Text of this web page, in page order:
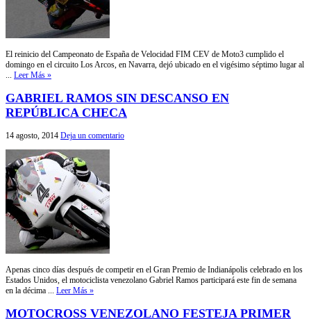
El reinicio del Campeonato de España de Velocidad FIM CEV de Moto3 cumplido el
domingo en el circuito Los Arcos, en Navarra, dejó ubicado en el vigésimo séptimo lugar al
... Leer Más »
GABRIEL RAMOS SIN DESCANSO EN
REPÚBLICA CHECA
14 agosto, 2014 Deja un comentario
Apenas cinco días después de competir en el Gran Premio de Indianápolis celebrado en los
Estados Unidos, el motociclista venezolano Gabriel Ramos participará este fin de semana
en la décima ... Leer Más »
MOTOCROSS VENEZOLANO FESTEJA PRIMER